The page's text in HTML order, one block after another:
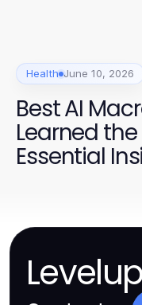
Health June 10, 2026
Best AI
Learned
Essential